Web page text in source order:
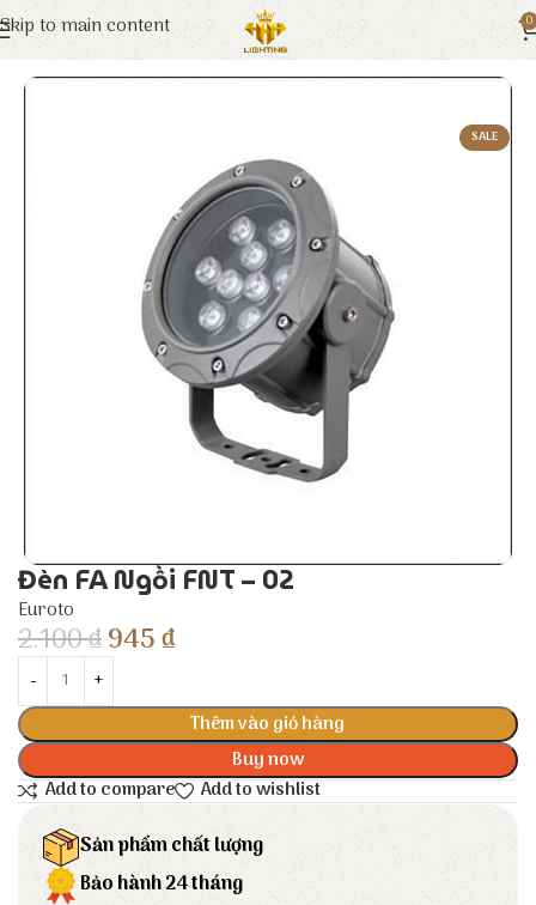
Skip to main content 0
Trang chủ Euroto Đèn LED
SALE
Đèn FA Ngồi FNT – 02
Euroto
2.100₫945₫
Thêm vào giỏ hàng
Buy now
Add to compare
Add to wishlist
Sản phẩm chất lượng
Bảo hành 24 tháng